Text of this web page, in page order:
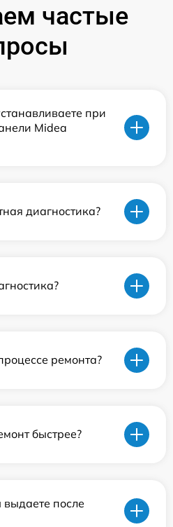
частые
при
Midea
диагностика?
ремонта?
быстрее?
после